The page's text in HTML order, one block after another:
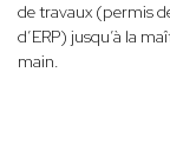
de travaux (permis
d’ERP) jusqu’à la
main.